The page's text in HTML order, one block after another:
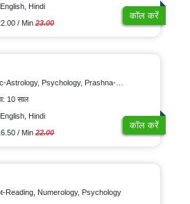
English, Hindi
/ Min23.00
कॉल करें
Astrology, Psychology, Prashna-Kundali
10 साल
English, Hindi
/ Min22.00
कॉल करें
Reading, Numerology, Psychology